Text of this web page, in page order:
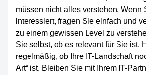
müssen nicht alles verstehen. Wenn
interessiert, fragen Sie einfach und
zu einem gewissen Level zu
Sie selbst, ob es relevant für Sie ist.
regelmäßig, ob Ihre IT-Landschaft
Art“ ist. Bleiben Sie mit Ihrem IT-